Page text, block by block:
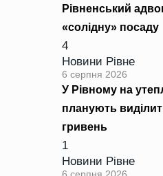
Рівненський
«солідну» посаду
4
Новини Рівне
6 серпня 2026
У Рівному на
планують
гривень
1
Новини Рівне